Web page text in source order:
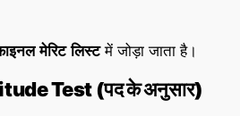
मेरिट लिस्टमें जोड़ा जाता है।
Test (पद के अनुसार)